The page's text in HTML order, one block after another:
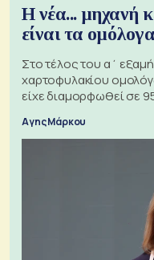
Η νέα... μηχανή
είναι τα ομόλογα
Στο τέλος του α΄
χαρτοφυλακίου
είχε διαμορφωθεί σε
Αγης Μάρκου